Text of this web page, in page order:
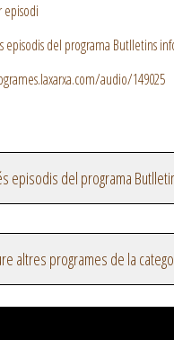
episodi
episodis del programa Butlletins
audio/149025
altres programes de la